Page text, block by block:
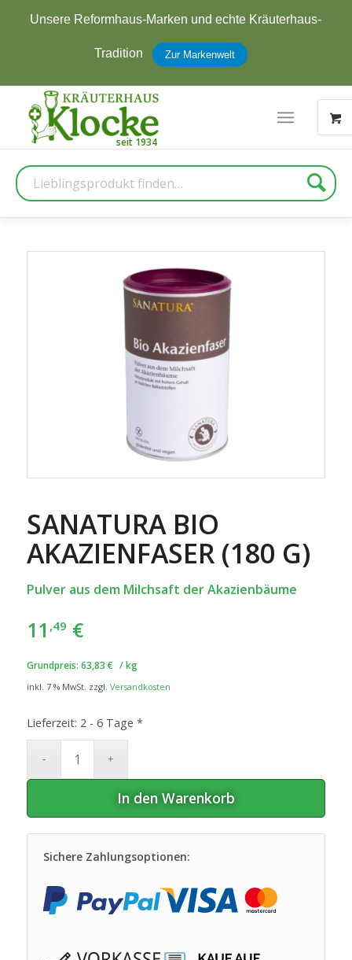
Kräuterhaus- Jetzt zum Newsletter anmelden
erhalten
Suche
SANATURA BIO
AKAZIENFASER (180 G)
Pulver aus dem Milchsaft der Akazienbäume
11 ,49 €
Grundpreis: 63,83 € /kg
inkl. 7 % MwSt. zzgl. Versandkosten
Lieferzeit: 2 - 6 Tage *
In den Warenkorb
Sichere Zahlungsoptionen: